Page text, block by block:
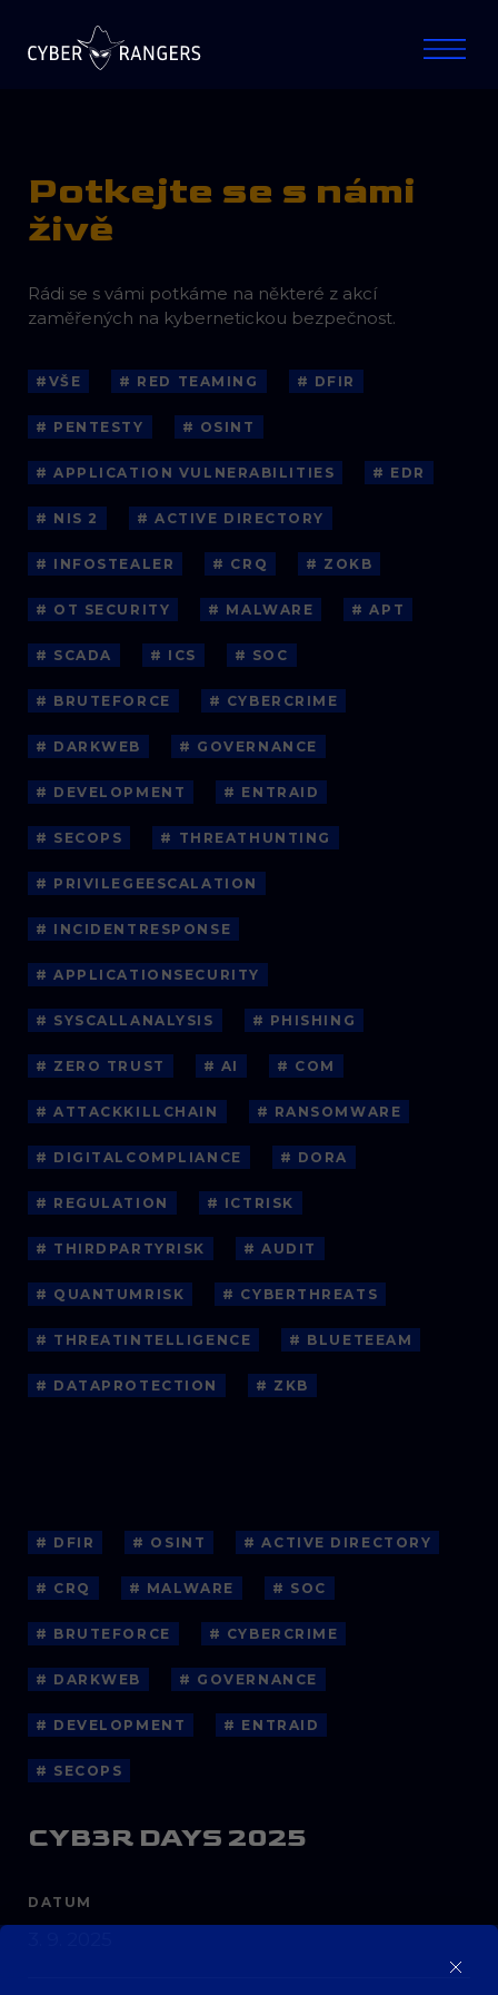
Potkejte se s námi
živě
Rádi se s vámi potkáme na některé z akcí
zaměřených na kybernetickou bezpečnost.
#VŠE # RED TEAMING # DFIR
# PENTESTY # OSINT
# APPLICATION VULNERABILITIES # EDR
# NIS 2 # ACTIVE DIRECTORY
# INFOSTEALER # CRQ # ZOKB
# OT SECURITY # MALWARE # APT
# SCADA # ICS # SOC
# BRUTEFORCE # CYBERCRIME
# DARKWEB # GOVERNANCE
# DEVELOPMENT # ENTRAID
# SECOPS # THREATHUNTING
# PRIVILEGEESCALATION
# INCIDENTRESPONSE
# APPLICATIONSECURITY
# SYSCALLANALYSIS # PHISHING
# ZERO TRUST # AI # COM
# ATTACKKILLCHAIN # RANSOMWARE
# DIGITALCOMPLIANCE # DORA
# REGULATION # ICTRISK
# THIRDPARTYRISK # AUDIT
# QUANTUMRISK # CYBERTHREATS
# THREATINTELLIGENCE # BLUETEEAM
# DATAPROTECTION # ZKB
# DFIR # OSINT # ACTIVE DIRECTORY
# CRQ # MALWARE # SOC
# BRUTEFORCE # CYBERCRIME
# DARKWEB # GOVERNANCE
# DEVELOPMENT # ENTRAID
# SECOPS
CYB3R DAYS 2025
DATUM